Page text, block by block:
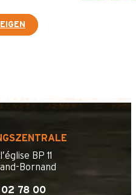
BP 11
Bornand
78 00